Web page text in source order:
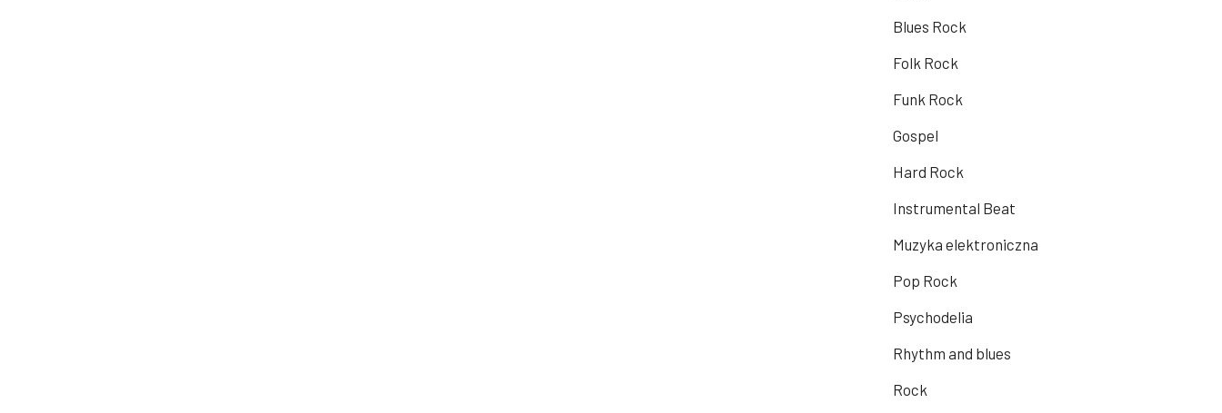
Blues Rock
Folk Rock
Funk Rock
Gospel
Hard Rock
Instrumental Beat
Muzyka elektroniczna
Pop Rock
Psychodelia
Rhythm and blues
Rock